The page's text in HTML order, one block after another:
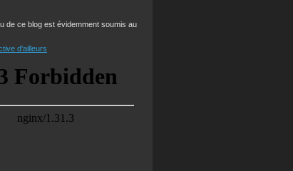
de ce blog est évidemment soumis au
d'ailleurs